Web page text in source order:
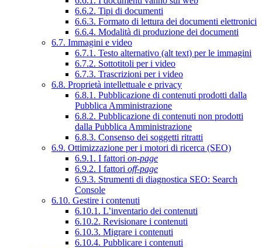
6.6.2. Tipi di documenti
6.6.3. Formato di lettura dei documenti elettronici
6.6.4. Modalità di produzione dei documenti
6.7. Immagini e video
6.7.1. Testo alternativo (alt text) per le immagini
6.7.2. Sottotitoli per i video
6.7.3. Trascrizioni per i video
6.8. Proprietà intellettuale e privacy
6.8.1. Pubblicazione di contenuti prodotti dalla
Pubblica Amministrazione
6.8.2. Pubblicazione di contenuti non prodotti
dalla Pubblica Amministrazione
6.8.3. Consenso dei soggetti ritratti
6.9. Ottimizzazione per i motori di ricerca (SEO)
6.9.1. I fattori on-page
6.9.2. I fattori off-page
6.9.3. Strumenti di diagnostica SEO: Search
Console
6.10. Gestire i contenuti
6.10.1. L’inventario dei contenuti
6.10.2. Revisionare i contenuti
6.10.3. Migrare i contenuti
6.10.4. Pubblicare i contenuti